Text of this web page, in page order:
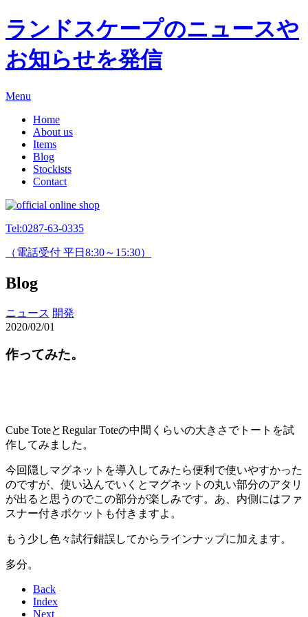
ランドスケープのニュースや
お知らせを発信
Menu
Home
About us
Items
Blog
Stockists
Contact
Tel:0287-63-0335
（電話受付 平日8:30～15:30）
Blog
ニュース 開発
2020/02/01
作ってみた。
Cube ToteとRegular Toteの中間くらいの大きさでトートを試
作してみました。
今回隠しマグネットを導入してみたら便利で使いやすかった
のですが、使い込んでいくとマグネットの丸い部分のアタリ
が出ると思うのでこの部分が楽しみです。あ、内側にはファ
スナー付きポケットも付きますよ。
もう少し色々試行錯誤してからラインナップに加えます。
多分。
Back
Index
Next